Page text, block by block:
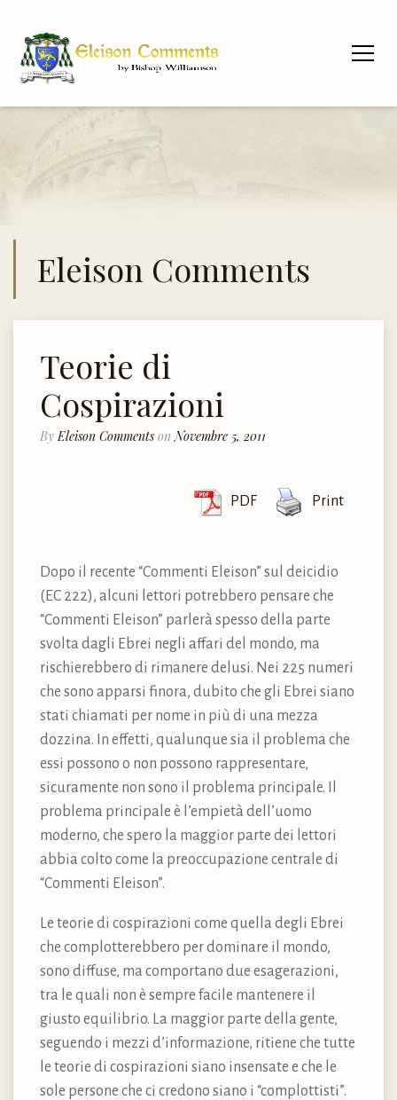
Eleison Comments
Teorie di
Cospirazioni
By Eleison Comments on Novembre 5, 2011
PDF Print
Dopo il recente “Commenti Eleison” sul deicidio
(EC 222), alcuni lettori potrebbero pensare che
“Commenti Eleison” parlerà spesso della parte
svolta dagli Ebrei negli affari del mondo, ma
rischierebbero di rimanere delusi. Nei 225 numeri
che sono apparsi finora, dubito che gli Ebrei siano
stati chiamati per nome in più di una mezza
dozzina. In effetti, qualunque sia il problema che
essi possono o non possono rappresentare,
sicuramente non sono il problema principale. Il
problema principale è l’empietà dell’uomo
moderno, che spero la maggior parte dei lettori
abbia colto come la preoccupazione centrale di
“Commenti Eleison”.
Le teorie di cospirazioni come quella degli Ebrei
che complotterebbero per dominare il mondo,
sono diffuse, ma comportano due esagerazioni,
tra le quali non è sempre facile mantenere il
giusto equilibrio. La maggior parte della gente,
seguendo i mezzi d’informazione, ritiene che tutte
le teorie di cospirazioni siano insensate e che le
sole persone che ci credono siano i “complottisti”.